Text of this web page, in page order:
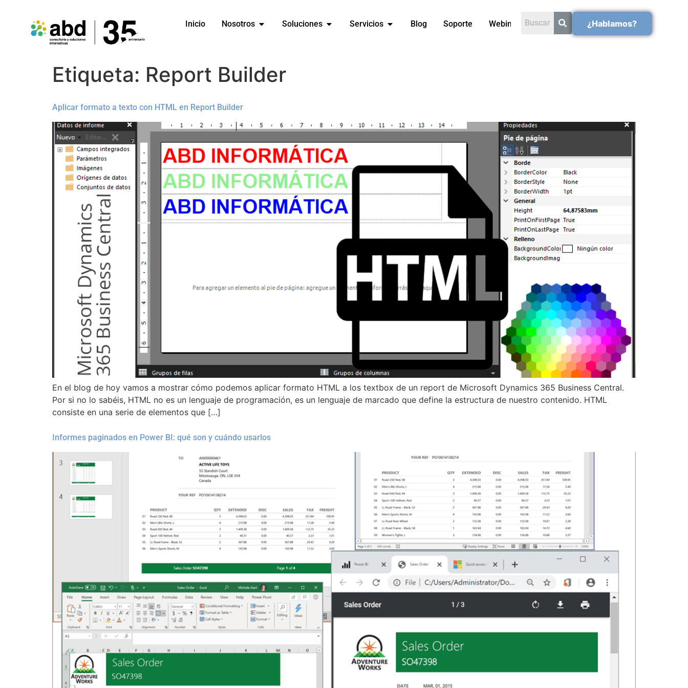
Inicio Nosotros Soluciones Servicios Blog Soporte Webinars ¿Hablamos?
Etiqueta: Report Builder
Aplicar formato a texto con HTML en Report Builder
En el blog de hoy vamos a mostrar cómo podemos aplicar formato HTML a los textbox de un report de Microsoft Dynamics 365 Business Central.
Por si no lo sabéis, HTML no es un lenguaje de programación, es un lenguaje de marcado que define la estructura de nuestro contenido. HTML
consiste en una serie de elementos que […]
Informes paginados en Power BI: qué son y cuándo usarlos